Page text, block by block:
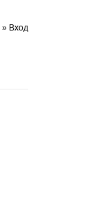
» Вход